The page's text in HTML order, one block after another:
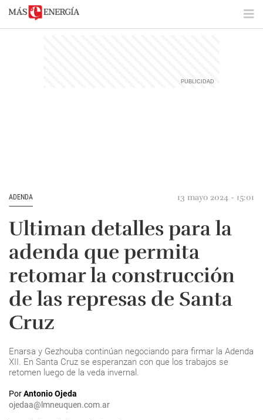
ADENDA 13 mayo 2024 - 15:01
Ultiman detalles para la
adenda que permita
retomar la construcción
de las represas de Santa
Cruz
Enarsa y Gezhouba continúan negociando para firmar la Adenda
XII. En Santa Cruz se esperanzan con que los trabajos se
retomen luego de la veda invernal.
PorAntonio Ojeda
ojedaa@lmneuquen.com.ar